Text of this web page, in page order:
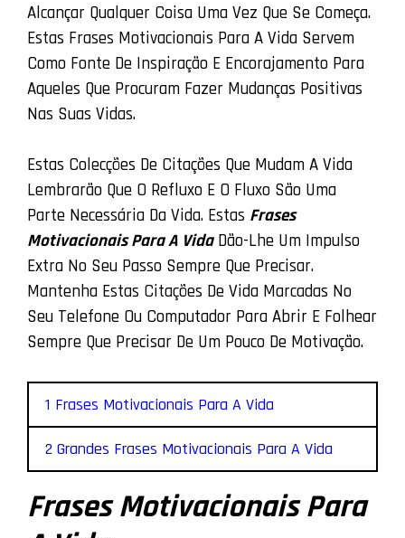
Alcançar Qualquer Coisa Uma Vez Que Se Começa.
Estas Frases Motivacionais Para A Vida Servem
Como Fonte De Inspiração E Encorajamento Para
Aqueles Que Procuram Fazer Mudanças Positivas
Nas Suas Vidas.
Estas Colecções De Citações Que Mudam A Vida
Lembrarão Que O Refluxo E O Fluxo São Uma
Parte Necessária Da Vida. Estas Frases
Motivacionais Para A VidaDão-Lhe Um Impulso
Extra No Seu Passo Sempre Que Precisar.
Mantenha Estas Citações De Vida Marcadas No
Seu Telefone Ou Computador Para Abrir E Folhear
Sempre Que Precisar De Um Pouco De Motivação.
1 Frases Motivacionais Para A Vida
2 Grandes Frases Motivacionais Para A Vida
Frases Motivacionais Para